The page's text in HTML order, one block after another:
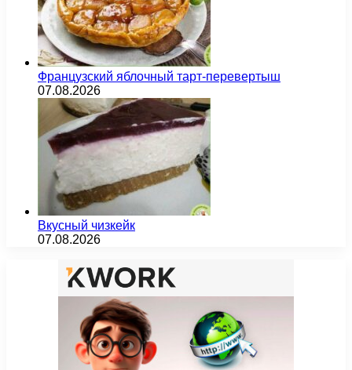
Французский яблочный тарт-перевертыш
07.08.2026
Вкусный чизкейк
07.08.2026